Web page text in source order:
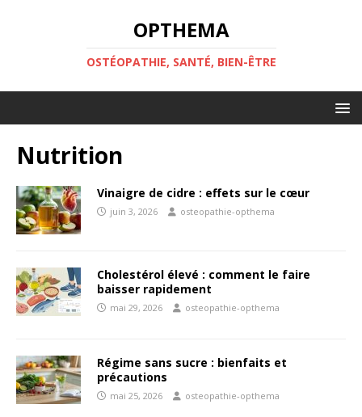
OPTHEMA
OSTÉOPATHIE, SANTÉ, BIEN-ÊTRE
Nutrition
Vinaigre de cidre : effets sur le cœur
juin 3, 2026 osteopathie-opthema
Cholestérol élevé : comment le faire
baisser rapidement
mai 29, 2026 osteopathie-opthema
Régime sans sucre : bienfaits et
précautions
mai 25, 2026 osteopathie-opthema